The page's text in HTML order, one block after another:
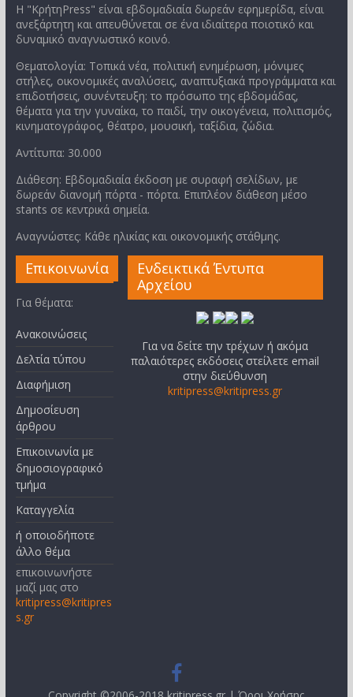
Η "ΚρήτηPress" είναι εβδομαδιαία δωρεάν εφημερίδα, είναι
ανεξάρτητη και απευθύνεται σε ένα ιδιαίτερα ποιοτικό και
δυναμικό αναγνωστικό κοινό.
Θεματολογία: Τοπικά νέα, πολιτική ενημέρωση, μόνιμες
στήλες, οικονομικές αναλύσεις, αναπτυξιακά προγράμματα και
επιδοτήσεις, συνέντευξη: το πρόσωπο της εβδομάδας,
θέματα για την γυναίκα, το παιδί, την οικογένεια, πολιτισμός,
κινηματογράφος, θέατρο, μουσική, ταξίδια, ζώδια.
Αντίτυπα: 30.000
Διάθεση: Εβδομαδιαία έκδοση με συραφή σελίδων, με
δωρεάν διανομή πόρτα - πόρτα. Επιπλέον διάθεση μέσο
stants σε κεντρικά σημεία.
Αναγνώστες: Κάθε ηλικίας και οικονομικής στάθμης.
Επικοινωνία
Για θέματα:
Ανακοινώσεις
Δελτία τύπου
Διαφήμιση
Δημοσίευση
άρθρου
Επικοινωνία με
δημοσιογραφικό
τμήμα
Καταγγελία
ή οποιοδήποτε
άλλο θέμα
επικοινωνήστε
μαζί μας στο
kritipress@kritipres
s.gr
Ενδεικτικά Έντυπα
Αρχείου
Για να δείτε την τρέχων ή ακόμα
παλαιότερες εκδόσεις στείλετε email
στην διεύθυνση
kritipress@kritipress.gr